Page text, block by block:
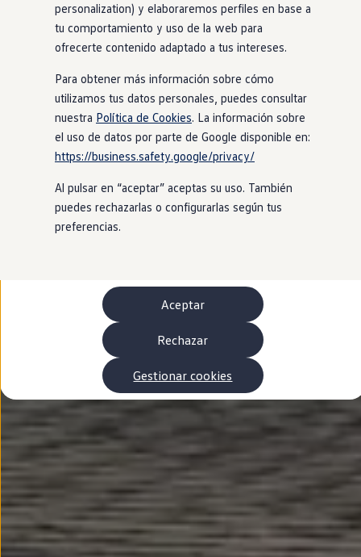
Etiquetas DGT
Simulador de autonomía, carga y ahorro
Carga y autonomía
Soluciones de carga
Tarifas de carga
Carga en casa
Modos de carga
Autonomía
Clientes y posventa
Club Volkswagen
Ofertas posventa
Beneficios Volkswagen
Asistencia en carretera
Servicios de movilidad
Garantía del fabricante
Buscar servicios para tu modelo
Volkswagen Apps, inicio de sesión y tienda
Conectar el móvil con el vehículo
Actualizaciones del software, los mapas y las
Mantenimiento y reparaciones
Revisiones e ITV
Aceite y líquidos del motor
Baterías
Frenos
Motor y chasis
Aire acondicionado y filtros
Faros y lunas
Carrocería y pintura
Llantas y neumáticos
Recambios Volkswagen
Accesorios y merchandising
Seguridad
Transporte
Entretenimiento
personalization) y elaboraremos perfiles en base a
tu comportamiento y uso de la web para
ofrecerte contenido adaptado a tus intereses.
Para obtener más información sobre cómo
utilizamos tus datos personales, puedes consultar
nuestra Política de Cookies. La información sobre
el uso de datos por parte de Google disponible en:
https://business.safety.google/privacy/
Al pulsar en “aceptar” aceptas su uso. También
puedes rechazarlas o configurarlas según tus
preferencias.
Aceptar
Rechazar
Gestionar cookies